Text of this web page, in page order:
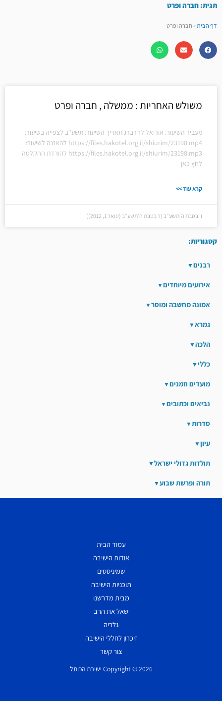
תגית: חברה ופרט
דף הבית»חברה ופרט
משולש האחריות : ממשלה , חברה ופרט
מעביר השיעור: אוריאל לדרברג תאריך השיעור: תשע"ב לצפייה בשיעור:
https://files.hakotel.org.il/shiurim/23198.mp4 להאזנה לשיעור:
https://files.hakotel.org.il/shiurim/23198.mp3 להורדת ההקלטה
לחץ כאן
קרא עוד >>
ו׳ בטבת ה׳תשע״ב (ו׳ בטבת ה׳תשע״ב (ינואר 1, 2012))
קטגוריות:
רבנים
אירועים מיוחדים
אמונה מחשבה ומוסר
גמרא
הלכה
כללי
מועדים וזמנים
נביאים וכתובים
סדרות
עיון
תולדות גדולי ישראל
תורה ופרשת שבוע
עמוד הבית
אודות הישיבה
שמיניסטים
תוכניות הישיבה
מבית מדרשנו
שאל את הרב
גלריה
זיכרון לחללי הישיבה
צור קשר
Copyright © 2026 ישיבת הכותל